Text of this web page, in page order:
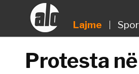
Lajme
Protesta